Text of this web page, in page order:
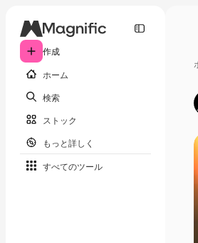
作成
ホーム
検索
ストック
もっと詳しく
すべてのツール